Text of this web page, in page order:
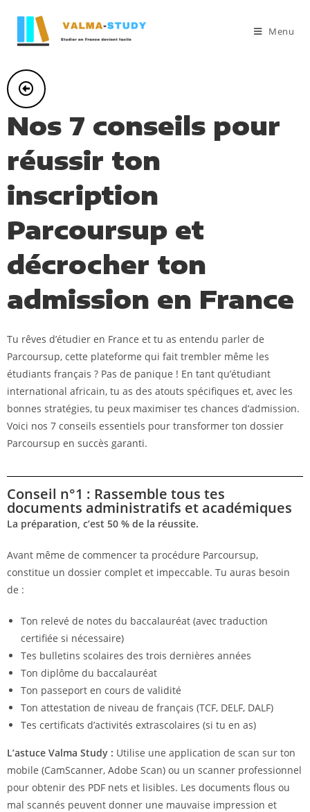
Menu
Nos 7 conseils pour
réussir ton
inscription
Parcoursup et
décrocher ton
admission en France
Tu rêves d’étudier en France et tu as entendu parler de
Parcoursup, cette plateforme qui fait trembler même les
étudiants français ? Pas de panique ! En tant qu’étudiant
international africain, tu as des atouts spécifiques et, avec les
bonnes stratégies, tu peux maximiser tes chances d’admission.
Voici nos 7 conseils essentiels pour transformer ton dossier
Parcoursup en succès garanti.
Conseil n°1 : Rassemble tous tes
documents administratifs et académiques
La préparation, c’est 50 % de la réussite.
Avant même de commencer ta procédure Parcoursup,
constitue un dossier complet et impeccable. Tu auras besoin
de :
Ton relevé de notes du baccalauréat (avec traduction
certifiée si nécessaire)
Tes bulletins scolaires des trois dernières années
Ton diplôme du baccalauréat
Ton passeport en cours de validité
Ton attestation de niveau de français (TCF, DELF, DALF)
Tes certificats d’activités extrascolaires (si tu en as)
L’astuce Valma Study : Utilise une application de scan sur ton
mobile (CamScanner, Adobe Scan) ou un scanner professionnel
pour obtenir des PDF nets et lisibles. Les documents flous ou
mal scannés peuvent donner une mauvaise impression et